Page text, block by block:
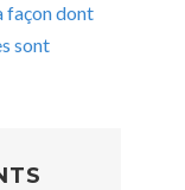
façon dont
sont